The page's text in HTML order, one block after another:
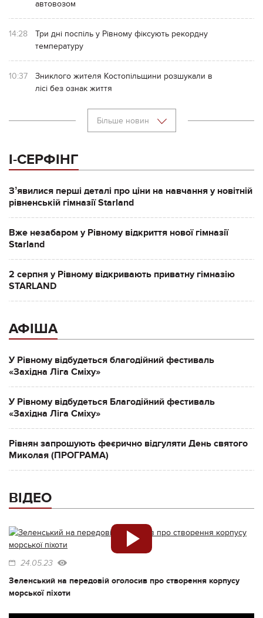
автовозом
14:28
Три дні поспіль у Рівному фіксують рекордну
температуру
10:37
Зниклого жителя Костопільщини розшукали в
лісі без ознак життя
Більше новин
І-СЕРФІНГ
Зʼявилися перші деталі про ціни на навчання у новітній
рівненській гімназії Starland
Вже незабаром у Рівному відкриття нової гімназії
Starland
2 серпня у Рівному відкривають приватну гімназію
STARLAND
АФІША
У Рівному відбудеться благодійний фестиваль
«Західна Ліга Сміху»
У Рівному відбудеться Благодійний фестиваль
«Західна Ліга Сміху»
Рівнян запрошують феєрично відгуляти День святого
Миколая (ПРОГРАМА)
ВІДЕО
24.05.23
Зеленський на передовій оголосив про створення корпусу
морської піхоти